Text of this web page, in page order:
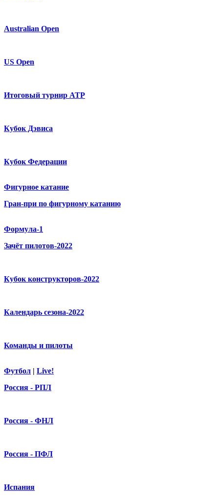
Australian Open
US Open
Итоговый турнир ATP
Кубок Дэвиса
Кубок Федерации
Фигурное катание
Гран-при по фигурному катанию
Формула-1
Зачёт пилотов-2022
Кубок конструкторов-2022
Календарь сезона-2022
Команды и пилоты
Футбол | Live!
Россия - РПЛ
Россия - ФНЛ
Россия - ПФЛ
Испания